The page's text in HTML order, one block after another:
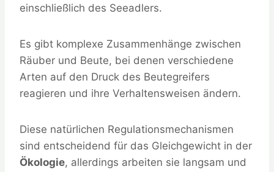
einschließlich des Seeadlers.
Es gibt komplexe Zusammenhänge zwischen
Räuber und Beute, bei denen verschiedene
Arten auf den Druck des Beutegreifers
reagieren und ihre Verhaltensweisen ändern.
Diese natürlichen Regulationsmechanismen
sind entscheidend für das Gleichgewicht in der
Ökologie, allerdings arbeiten sie langsam und